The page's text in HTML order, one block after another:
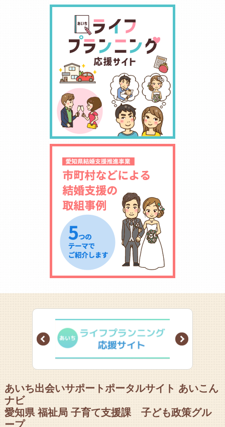
Prev Next
あいち出会いサポートポータルサイト あいこん
ナビ
愛知県 福祉局 子育て支援課 子ども政策グル
ープ